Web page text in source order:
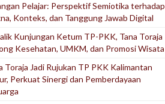
Pelajar: Perspektif Semiotika terhadap
Konteks, dan Tanggung Jawab Digital
Kunjungan Ketum TP-PKK, Tana Toraja
Kesehatan, UMKM, dan Promosi Wisata
Toraja Jadi Rujukan TP PKK Kalimantan
Perkuat Sinergi dan Pemberdayaan